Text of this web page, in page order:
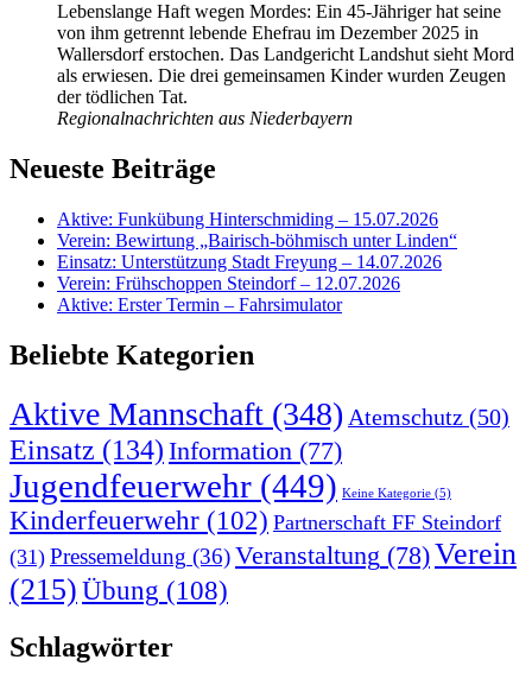
Lebenslange Haft wegen Mordes: Ein 45-Jähriger hat seine
von ihm getrennt lebende Ehefrau im Dezember 2025 in
Wallersdorf erstochen. Das Landgericht Landshut sieht Mord
als erwiesen. Die drei gemeinsamen Kinder wurden Zeugen
der tödlichen Tat.
Regionalnachrichten aus Niederbayern
Neueste Beiträge
Aktive: Funkübung Hinterschmiding – 15.07.2026
Verein: Bewirtung „Bairisch-böhmisch unter Linden“
Einsatz: Unterstützung Stadt Freyung – 14.07.2026
Verein: Frühschoppen Steindorf – 12.07.2026
Aktive: Erster Termin – Fahrsimulator
Beliebte Kategorien
Aktive Mannschaft (348) Atemschutz (50)
Einsatz (134) Information (77)
Jugendfeuerwehr (449) Keine Kategorie (5)
Kinderfeuerwehr (102) Partnerschaft FF Steindorf
(31) Pressemeldung (36)Veranstaltung (78)Verein
(215)Übung (108)
Schlagwörter